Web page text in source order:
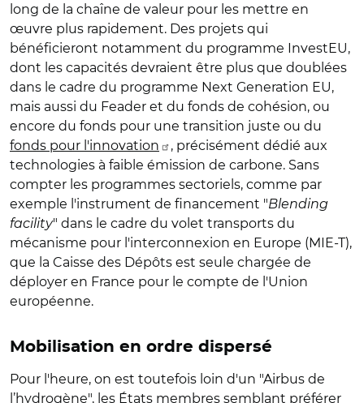
long de la chaîne de valeur pour les mettre en
œuvre plus rapidement. Des projets qui
bénéficieront notamment du programme InvestEU,
dont les capacités devraient être plus que doublées
dans le cadre du programme Next Generation EU,
mais aussi du Feader et du fonds de cohésion, ou
encore du fonds pour une transition juste ou du
fonds pour l'innovation
, précisément dédié aux
technologies à faible émission de carbone. Sans
compter les programmes sectoriels, comme par
exemple l'instrument de financement "Blending
facility" dans le cadre du volet transports du
mécanisme pour l'interconnexion en Europe (MIE-T),
que la Caisse des Dépôts est seule chargée de
déployer en France pour le compte de l'Union
européenne.
Mobilisation en ordre dispersé
Pour l'heure, on est toutefois loin d'un "Airbus de
l’hydrogène", les États membres semblant préférer